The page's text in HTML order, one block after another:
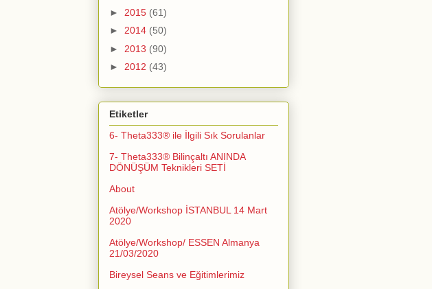
► 2015 (61)
► 2014 (50)
► 2013 (90)
► 2012 (43)
Etiketler
6- Theta333® ile İlgili Sık Sorulanlar
7- Theta333® Bilinçaltı ANINDA
DÖNÜŞÜM Teknikleri SETİ
About
Atölye/Workshop İSTANBUL 14 Mart
2020
Atölye/Workshop/ ESSEN Almanya
21/03/2020
Bireysel Seans ve Eğitimlerimiz